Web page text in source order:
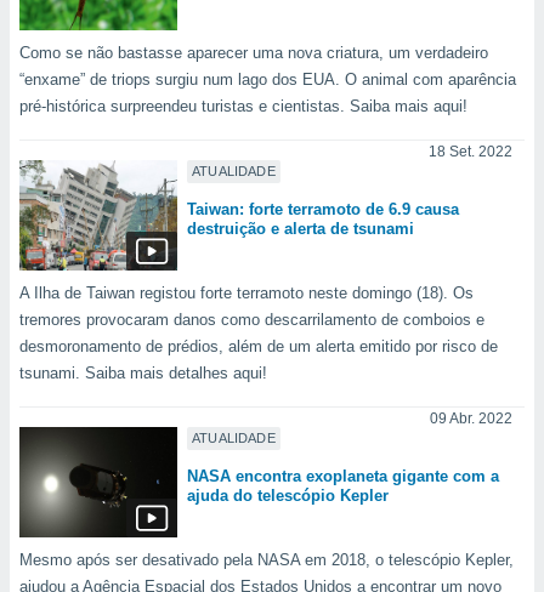
Como se não bastasse aparecer uma nova criatura, um verdadeiro
“enxame” de triops surgiu num lago dos EUA. O animal com aparência
pré-histórica surpreendeu turistas e cientistas. Saiba mais aqui!
ATUALIDADE
18 Set. 2022
Taiwan: forte terramoto de 6.9 causa
destruição e alerta de tsunami
A Ilha de Taiwan registou forte terramoto neste domingo (18). Os
tremores provocaram danos como descarrilamento de comboios e
desmoronamento de prédios, além de um alerta emitido por risco de
tsunami. Saiba mais detalhes aqui!
ATUALIDADE
09 Abr. 2022
NASA encontra exoplaneta gigante com a
ajuda do telescópio Kepler
Mesmo após ser desativado pela NASA em 2018, o telescópio Kepler,
ajudou a Agência Espacial dos Estados Unidos a encontrar um novo